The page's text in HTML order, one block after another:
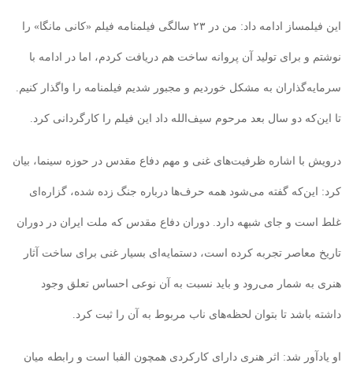
این فیلمساز ادامه داد: من در ۲۳ سالگی فیلمنامه فیلم «کانی مانگا» را
نوشتم و برای تولید آن پروانه ساخت هم دریافت کردم، اما در ادامه با
سرمایه‌گذاران به مشکل خوردیم و مجبور شدیم فیلمنامه را واگذار کنیم.
تا این‌که دو سال بعد مرحوم سیف‌الله داد این فیلم را کارگردانی کرد.
درویش با اشاره ظرفیت‌های غنی و مهم دفاع مقدس در حوزه سینما، بیان
کرد: این‌که گفته می‌شود همه حرف‌ها درباره جنگ زده شده، گزاره‌ای
غلط است و جای شبهه دارد. دوران دفاع مقدس که ملت ایران در دوران
تاریخ معاصر تجربه کرده است، دستمایه‌ای بسیار غنی برای ساخت آثار
هنری به شمار می‌رود و باید نسبت به آن نوعی احساس تعلق وجود
داشته باشد تا بتوان لحظه‌های ناب مربوط به آن را ثبت کرد.
او یادآور شد: اثر هنری دارای کارکردی همچون الفبا است و رابطه میان